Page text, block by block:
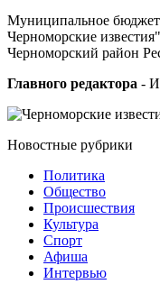
Муниципальное
Черноморские
Черноморский район
Главного редактора -
Новостные рубрики
Политика
Общество
Проиcшествия
Культура
Спорт
Афиша
Интервью